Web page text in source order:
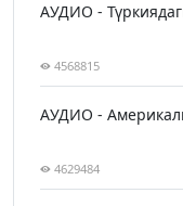
АУДИО -
4568815
АУДИО -
4629484